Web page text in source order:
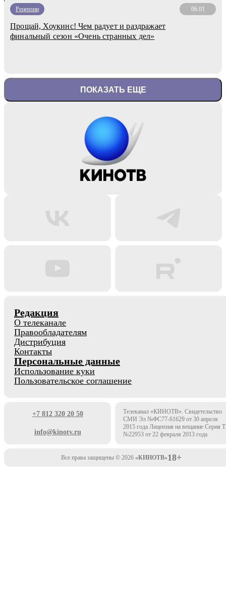
Рецензии 06.01
Прощай, Хоукинс! Чем радует и раздражает
финальный сезон «Очень странных дел»
ПОКАЗАТЬ ЕЩЕ
Редакция
О телеканале
Правообладателям
Дистрибуция
Контакты
Персональные данные
Использование куки
Пользовательское соглашение
+7 812 320 20 50
info@kinotv.ru
Телеканал «КИНОТВ». Свидетельство
СМИ Эл №ФС77-61629 от 30 апреля
2015 года Лицензия на вещание Серия
№22953 от 22 февраля 2013 года
Все права защищены © 2026 «КИНОТВ»18+